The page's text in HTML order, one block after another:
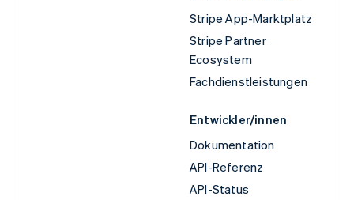
Stripe App-Marktplatz
Stripe Partner
Ecosystem
Fachdienstleistungen
Entwickler/innen
Dokumentation
API-Referenz
API-Status